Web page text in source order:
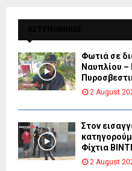
Φωτιά σε
Ναυπλίου –
2 August
Στον
Φίχτια
2 August